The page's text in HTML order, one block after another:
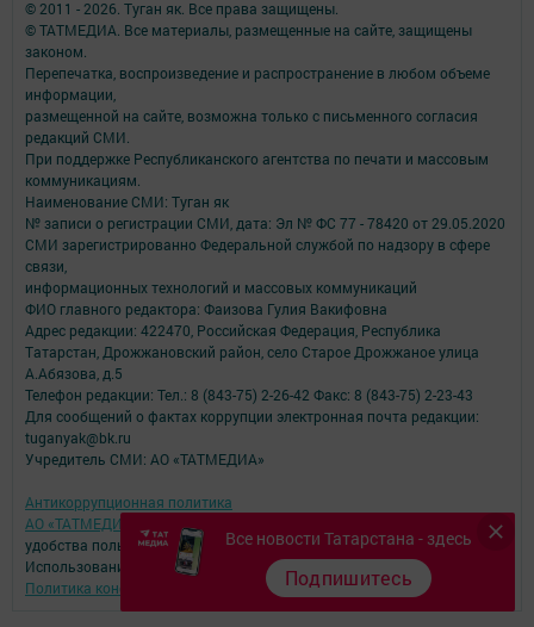
Все новости Татарстана - здесь
Подпишитесь
© 2011 - 2026. Туган як. Все права защищены.
© ТАТМЕДИА. Все материалы, размещенные на сайте, защищены
законом.
Перепечатка, воспроизведение и распространение в любом объеме
информации,
размещенной на сайте, возможна только с письменного согласия
редакций СМИ.
При поддержке Республиканского агентства по печати и массовым
коммуникациям.
Наименование СМИ: Туган як
№ записи о регистрации СМИ, дата: Эл № ФС 77 - 78420 от 29.05.2020
СМИ зарегистрированно Федеральной службой по надзору в сфере
связи,
информационных технологий и массовых коммуникаций
ФИО главного редактора: Фаизова Гулия Вакифовна
Адрес редакции: 422470, Российская Федерация, Республика
Татарстан, Дрожжановский район, село Старое Дрожжаное улица
А.Абязова, д.5
Телефон редакции: Тел.: 8 (843-75) 2-26-42 Факс: 8 (843-75) 2-23-43
Для сообщений о фактах коррупции электронная почта редакции:
tuganyak@bk.ru
Учредитель СМИ: АО «ТАТМЕДИА»
Антикоррупционная политика
АО «ТАТМЕДИА» использует «cookie»
для персонализации сервисов и
удобства пользователей сайтом.
Использование «cookie» можно отменить в настройках браузера.
Политика конфиденциальности